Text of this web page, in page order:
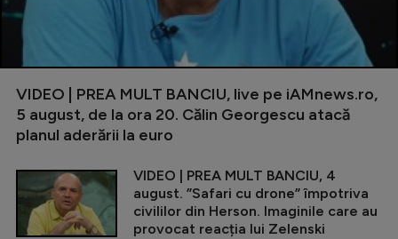
VIDEO | PREA MULT BANCIU, live pe iAMnews.ro,
5 august, de la ora 20. Călin Georgescu atacă
planul aderării la euro
VIDEO | PREA MULT BANCIU, 4
august. ”Safari cu drone” împotriva
civililor din Herson. Imaginile care au
provocat reacția lui Zelenski